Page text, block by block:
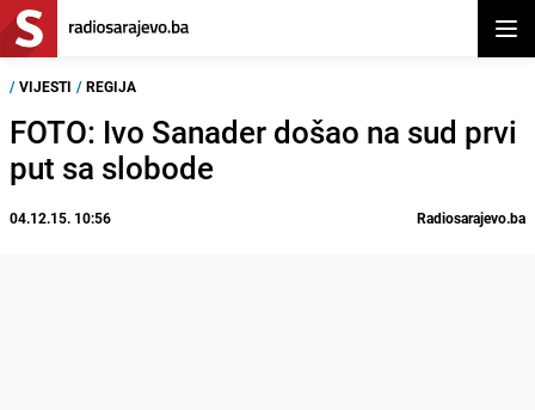
/ VIJESTI / REGIJA
FOTO: Ivo Sanader došao na sud prvi
put sa slobode
04.12.15. 10:56 Radiosarajevo.ba